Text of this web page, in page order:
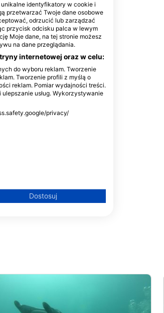
identyfikatory w cookie i
przetwarzać Twoje dane osobowe
odrzucić lub zarządzać
przycisk odcisku palca w lewym
Moje dane, na tej stronie możesz
na dane przeglądania.
internetowej oraz w celu:
do wyboru reklam. Tworzenie
Tworzenie profili z myślą o
reklam. Pomiar wydajności treści.
usług. Wykorzystywanie
privacy/
Dostosuj